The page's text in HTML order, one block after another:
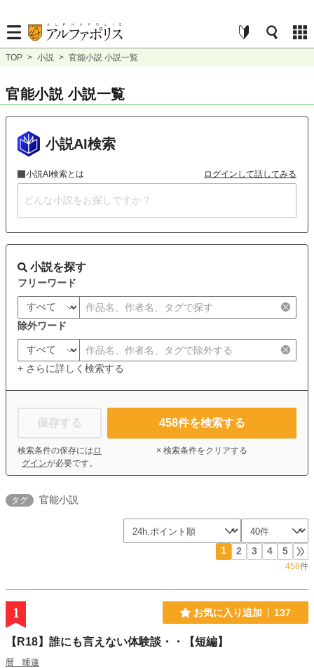
TOP > 小説 > 官能小説 小説一覧
官能小説 小説一覧
小説AI検索
小説AI検索とは ログインして話してみる
小説を探す
フリーワード
除外ワード
+ さらに詳しく検索する
保存する
検索条件の保存には ロ
グインが必要です。
458件を検索する
× 検索条件をクリアする
タグ 官能小説
1 2 3 4 5
458件
1 お気に入り追加 137
【R18】誰にも言えない体験談・・【短編】
暦 睡蓮